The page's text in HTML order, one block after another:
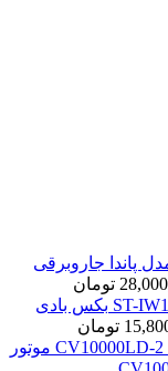
جاروبرقی
تومان
بکس بادی
تومان
موتور